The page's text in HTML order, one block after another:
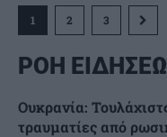
1 2 3
ΡΟΗ
Ουκρανία:
τραυματίες από